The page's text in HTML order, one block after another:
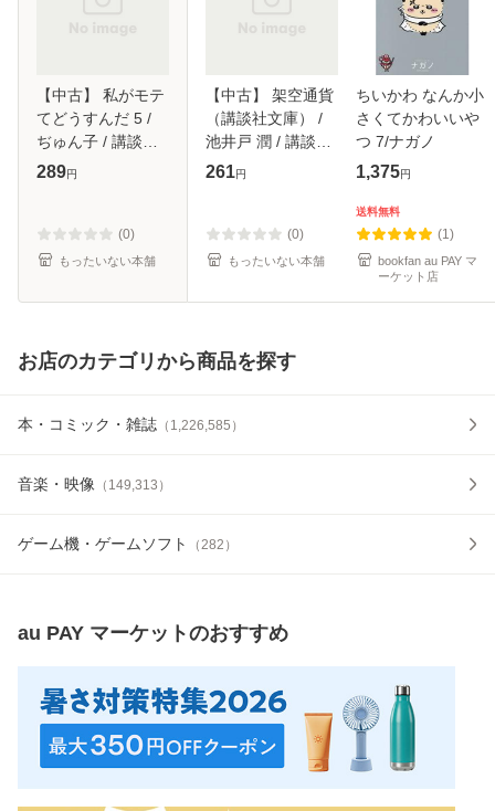
【中古】 私がモテ
てどうすんだ 5 /
ぢゅん子 / 講談社
[コミック]【メール
289円
(0)
もったいない本舗
【中古】 架空通貨
（講談社文庫） /
池井戸 潤 / 講談社
[文庫]【メール便送
261円
(0)
もったいない本舗
ちいかわ なんか小
さくてかわいいや
つ 7/ナガノ
1,375円
送料無料
(1)
bookfan au PAY マ
ーケット店
お店のカテゴリから商品を探す
本・コミック・雑誌 （ 1,226,585 ）
音楽・映像 （ 149,313 ）
ゲーム機・ゲームソフト （282 ）
au PAY マーケットのおすすめ